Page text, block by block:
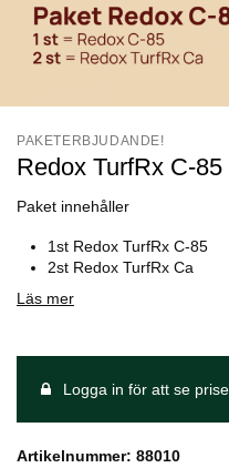
PAKETERBJUDANDE!
Redox TurfRx C-
Paket innehåller
1st Redox TurfRx C-85
2st Redox TurfRx Ca
Läs mer
Logga in för att se
Artikelnummer: 88010